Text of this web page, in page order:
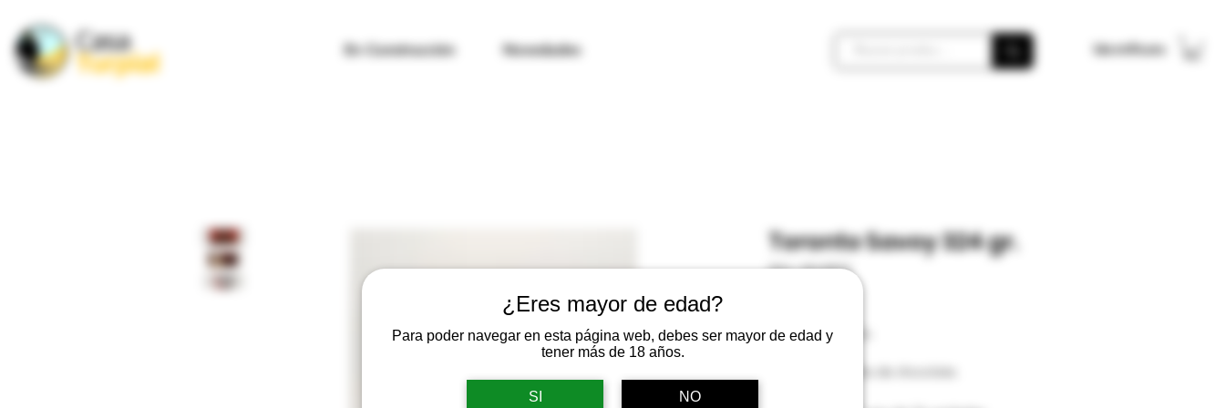
¿Eres mayor de edad?
Para poder navegar en esta página web, debes ser mayor de edad y
tener más de 18 años.
SI NO
Identifícate
En Construcción Novedades
Toronto Savoy 324 gr.
SKU: SKU0010
Impuesto incluido